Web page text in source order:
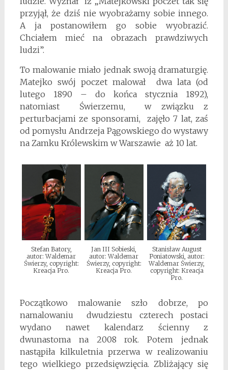
przyjął, że dziś nie wyobrażamy sobie innego.
A ja postanowiłem go sobie wyobrazić.
Chciałem mieć na obrazach prawdziwych
ludzi”.
To malowanie miało jednak swoją dramaturgię.
Matejko swój poczet malował dwa lata (od
lutego 1890 – do końca stycznia 1892),
natomiast Świerzemu, w związku z
perturbacjami ze sponsorami, zajęło 7 lat, zaś
od pomysłu Andrzeja Pągowskiego do wystawy
na Zamku Królewskim w Warszawie aż 10 lat.
Stefan Batory,
autor: Waldemar
Świerzy, copyright:
Kreacja Pro.
Jan III Sobieski,
autor: Waldemar
Świerzy, copyright:
Kreacja Pro.
Stanisław August
Poniatowski, autor:
Waldemar Świerzy,
copyright: Kreacja
Pro.
Początkowo malowanie szło dobrze, po
namalowaniu dwudziestu czterech postaci
wydano nawet kalendarz ścienny z
dwunastoma na 2008 rok. Potem jednak
nastąpiła kilkuletnia przerwa w realizowaniu
tego wielkiego przedsięwzięcia. Zbliżający się